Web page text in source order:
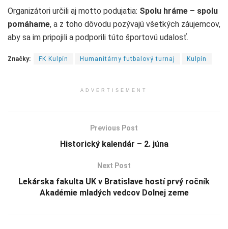
Organizátori určili aj motto podujatia: Spolu hráme – spolu
pomáhame, a z toho dôvodu pozývajú všetkých záujemcov,
aby sa im pripojili a podporili túto športovú udalosť.
Značky: FK Kulpín Humanitárny futbalový turnaj Kulpín
ADVERTISEMENT
Previous Post
Historický kalendár – 2. júna
Next Post
Lekárska fakulta UK v Bratislave hostí prvý ročník
Akadémie mladých vedcov Dolnej zeme